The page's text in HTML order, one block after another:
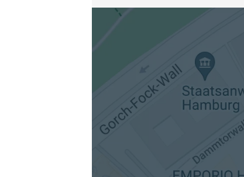
Heimatadresse oder
Die berechneten Anreisezeiten